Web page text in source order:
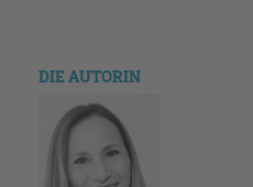
DIE AUTORIN